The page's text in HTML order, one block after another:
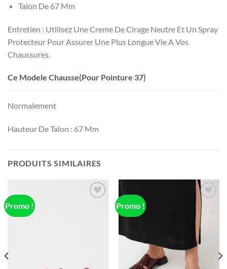
Talon De 67 Mm
Entretien : Utilisez Une Creme De Cirage Neutre Et Un Spray
Protecteur Pour Assurer Une Plus Longue Vie A Vos
Chaussures.
Ce Modele Chausse(Pour Pointure 37)
Normalement
Hauteur De Talon : 67 Mm
PRODUITS SIMILAIRES
Promo ! Promo !
Add to
wishlist